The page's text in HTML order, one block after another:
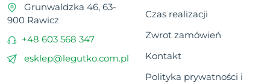
Grunwaldzka 46, 63-
900 Rawicz
+48 603 568 347
esklep@legutko.com.pl
Czas realizacji
Zwrot zamówień
Kontakt
Polityka prywatności i